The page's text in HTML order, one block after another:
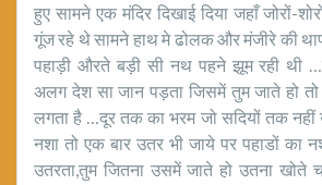
हुए सामने एक मंदिर दिखाई दिया जहाँ जोरों-
गूंज रहे थे सामने हाथ मे ढोलक और मंजीरे की
पहाड़ी औरते बड़ी सी नथ पहने झूम रही थी
अलग देश सा जान पड़ता जिसमें तुम जाते हो
लगता है …दूर तक का भरम जो सदियों तक नहीं
नशा तो एक बार उतर भी जाये पर पहाडों का
उतरता,तुम जितना उसमें जाते हो उतना खोते